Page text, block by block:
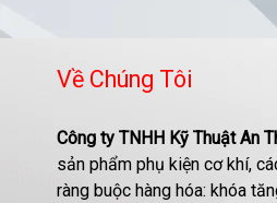
Về Chúng Tôi
Công ty TNHH Kỹ Thuật An
sản phẩm phụ kiện cơ khí,
ràng buộc hàng hóa: khóa